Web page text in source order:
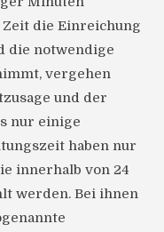
Zeit die Einreichung
die notwendige
vergehen
und der
nur einige
haben nur
innerhalb von 24
werden. Bei ihnen